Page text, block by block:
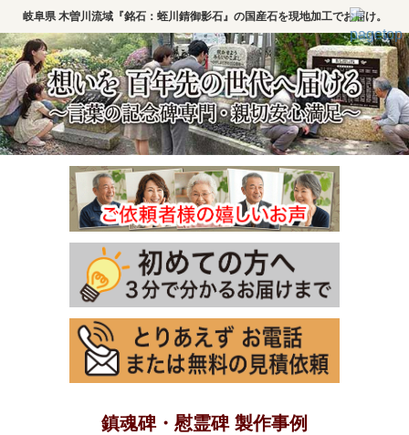
岐阜県 木曽川流域『銘石：蛭川錆御影石』の国産石を現地加工でお届け。
鎮魂碑・慰霊碑 製作事例